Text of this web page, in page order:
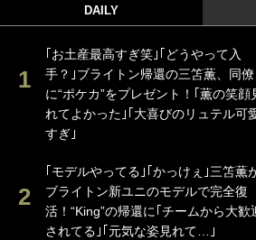
DAILY
｢お土産最高すぎ笑｣｢どうやって入
手？｣ブライトン帰還の三笘薫、同僚
に“ポケカ”をプレゼント！｢薫の笑顔
れてよかった｣｢大喜びのリュテル可
すぎ｣
｢モデルやってる｣｢かっけぇ｣三笘薫
ブライトン新ユニのモデルで完全復
活！“King”の帰還に｢チームから大歓
されてる｣｢元気な姿見れて…｣